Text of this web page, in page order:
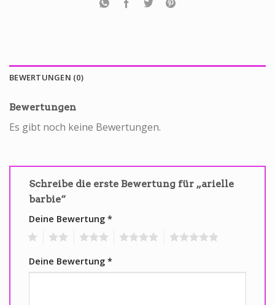
BEWERTUNGEN (0)
Bewertungen
Es gibt noch keine Bewertungen.
Schreibe die erste Bewertung für „arielle
barbie“
Deine Bewertung *
Deine Bewertung *